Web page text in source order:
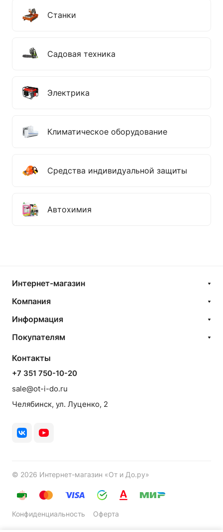
Станки
Садовая техника
Электрика
Климатическое оборудование
Средства индивидуальной защиты
Автохимия
Интернет-магазин
Компания
Информация
Покупателям
Контакты
+7 351 750-10-20
sale@ot-i-do.ru
Челябинск, ул. Луценко, 2
© 2026 Интернет-магазин «От и До.ру»
Конфиденциальность Оферта